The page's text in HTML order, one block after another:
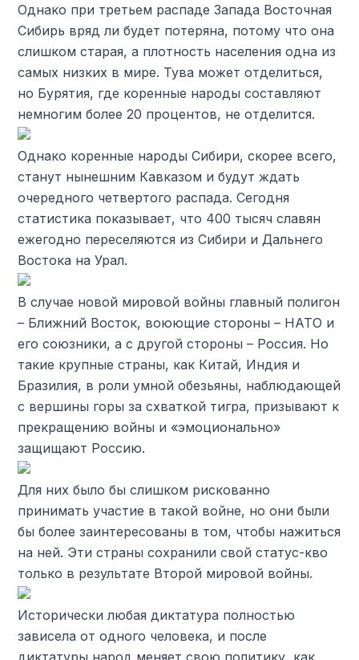
Однако при третьем распаде Запада Восточная
Сибирь вряд ли будет потеряна, потому что она
слишком старая, а плотность населения одна из
самых низких в мире. Тува может отделиться,
но Бурятия, где коренные народы составляют
немногим более 20 процентов, не отделится.
Однако коренные народы Сибири, скорее всего,
станут нынешним Кавказом и будут ждать
очередного четвертого распада. Сегодня
статистика показывает, что 400 тысяч славян
ежегодно переселяются из Сибири и Дальнего
Востока на Урал.
В случае новой мировой войны главный полигон
– Ближний Восток, воюющие стороны – НАТО и
его союзники, а с другой стороны – Россия. Но
такие крупные страны, как Китай, Индия и
Бразилия, в роли умной обезьяны, наблюдающей
с вершины горы за схваткой тигра, призывают к
прекращению войны и «эмоционально»
защищают Россию.
Для них было бы слишком рискованно
принимать участие в такой войне, но они были
бы более заинтересованы в том, чтобы нажиться
на ней. Эти страны сохранили свой статус-кво
только в результате Второй мировой войны.
Исторически любая диктатура полностью
зависела от одного человека, и после
диктатуры народ меняет свою политику, как